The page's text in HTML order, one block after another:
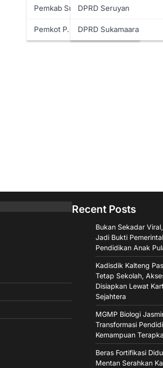
Pemkab Sukamara
Pemkot P. Raya
DPRD Seruyan
DPRD Sukamaara
Recent Posts
Bukan Sekadar
Jadi Bukti
Pendidikan Anak
Kadisdik Kalteng
Tetap Sekolah,
Disiapkan Lewat
Sejahtera
MGMP Biologi
Transformasi
Kemampuan
Beras Fortifikasi
Mentan Serahkan